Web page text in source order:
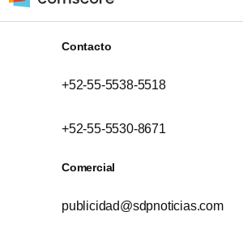
Contacto
+52-55-5538-5518
+52-55-5530-8671
Comercial
publicidad@sdpnoticias.com